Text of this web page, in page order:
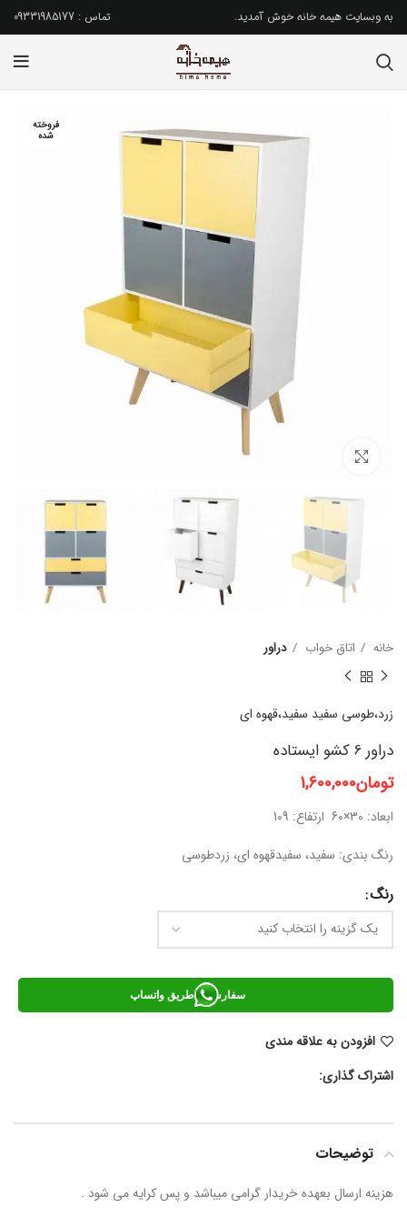
به وبسایت هیمه خانه خوش آمدید. تماس : 09331985177
فروخته
شده
برای بزرگنمایی کلیک کنید
خانه اتاق خواب دراور
زرد،طوسی سفید سفید،قهوه ای
دراور 6 کشو ایستاده
تومان1,600,000
ابعاد: 30×60 ارتفاع: 109
رنگ بندی: سفید، سفیدقهوه ای، زردطوسی
رنگ
سفارش از طریق واتساپ
افزودن به علاقه مندی
اشتراک گذاری:
توضیحات
هزینه ارسال بعهده خریدار گرامی میباشد و پس کرایه می شود .